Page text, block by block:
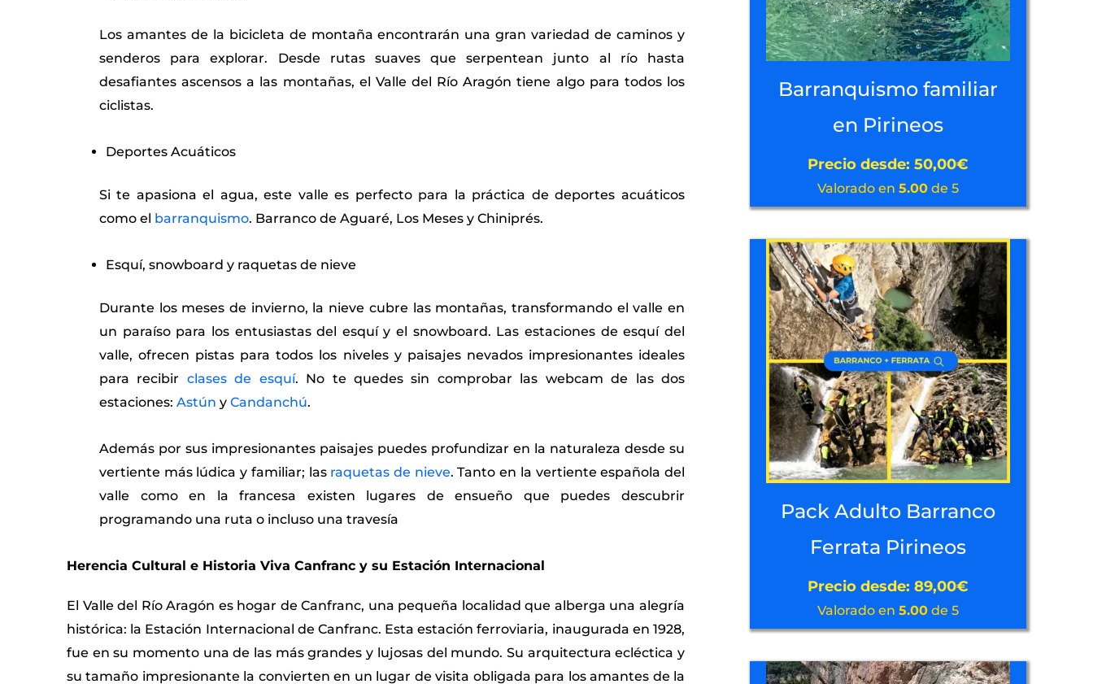
Los amantes de la bicicleta de montaña encontrarán una gran variedad de caminos y
senderos para explorar. Desde rutas suaves que serpentean junto al río hasta
desafiantes ascensos a las montañas, el Valle del Río Aragón tiene algo para todos los
ciclistas.
Deportes Acuáticos
Si te apasiona el agua, este valle es perfecto para la práctica de deportes acuáticos
como el barranquismo. Barranco de Aguaré, Los Meses y Chiniprés.
Esquí, snowboard y raquetas de nieve
Durante los meses de invierno, la nieve cubre las montañas, transformando el valle en
un paraíso para los entusiastas del esquí y el snowboard. Las estaciones de esquí del
valle, ofrecen pistas para todos los niveles y paisajes nevados impresionantes ideales
para recibir clases de esquí. No te quedes sin comprobar las webcam de las dos
estaciones: Astún y Candanchú.
Además por sus impresionantes paisajes puedes profundizar en la naturaleza desde su
vertiente más lúdica y familiar; las raquetas de nieve. Tanto en la vertiente española del
valle como en la francesa existen lugares de ensueño que puedes descubrir
programando una ruta o incluso una travesía
Herencia Cultural e Historia Viva Canfranc y su Estación Internacional
El Valle del Río Aragón es hogar de Canfranc, una pequeña localidad que alberga una alegría
histórica: la Estación Internacional de Canfranc. Esta estación ferroviaria, inaugurada en 1928,
fue en su momento una de las más grandes y lujosas del mundo. Su arquitectura ecléctica y
su tamaño impresionante la convierten en un lugar de visita obligada para los amantes de la
Barranquismo familiar
en Pirineos
Precio desde: 50,00€
Valorado en 5.00de 5
Pack Adulto Barranco
Ferrata Pirineos
Precio desde: 89,00€
Valorado en 5.00de 5